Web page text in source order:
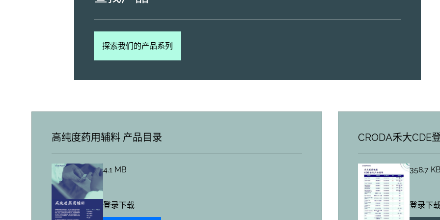
探索我们的产品系列
高纯度药用辅料 产品目录
4.1 MB
登录下载
CRODA禾大CDE
358.7 KB
登录下